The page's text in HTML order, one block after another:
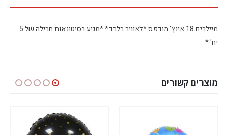
מיילרים 18 אינץ' מודפס *לאוויר בלבד* *מגיע בסיטונאות חבילה של 5
יח' *
מוצרים קשורים